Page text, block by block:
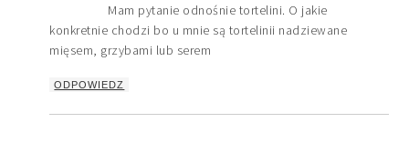
Mam pytanie odnośnie tortelini. O jakie
konkretnie chodzi bo u mnie są tortelinii nadziewane
mięsem, grzybami lub serem
ODPOWIEDZ